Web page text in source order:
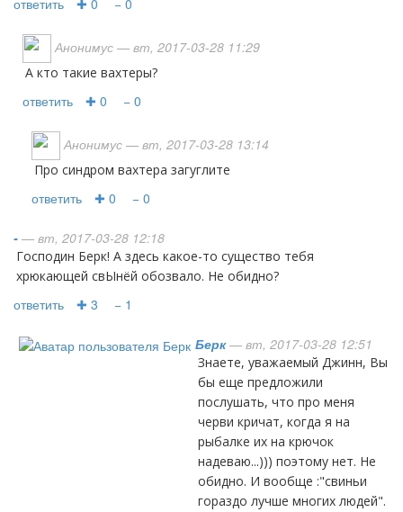
ответить ✚ 0 − 0
Анонимус — вт, 2017-03-28 11:29
А кто такие вахтеры?
ответить ✚ 0 − 0
Анонимус — вт, 2017-03-28 13:14
про синдром вахтера загуглите
ответить ✚ 0 − 0
- — вт, 2017-03-28 12:18
Господин Берк! А здесь какое-то существо тебя
хрюкающей свЫнёй обозвало. Не обидно?
ответить ✚ 3 − 1
Берк— вт, 2017-03-28 12:51
Знаете, уважаемый Джинн, Вы
бы еще предложили
послушать, что про меня
черви кричат, когда я на
рыбалке их на крючок
надеваю...))) поэтому нет. Не
обидно. И вообще :"свиньи
гораздо лучше многих людей".